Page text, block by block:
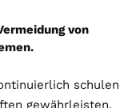
von
schulen
gewährleisten.